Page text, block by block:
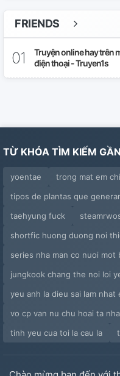
FRIENDS
Truyện online hay trên
điện thoại - Truyen1s
TỪ KHÓA TÌM KIẾM
yoentae
trong mat em
tipos de plantas que
taehyung fuck
shortfic huong duong noi
series nha man co nuoi mot
jungkook chang the noi loi
yeu anh la dieu sai lam nhat
vo cp van nu chu hoai ta
tinh yeu cua toi la cau la